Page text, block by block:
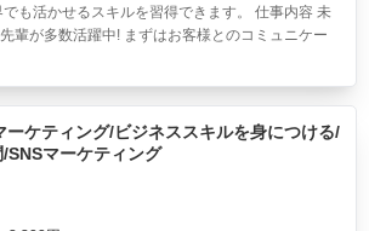
も活かせるスキルを習得できます。 仕事内容 未
輩が多数活躍中! まずはお客様とのコミュニケー
ーケティング/ビジネススキルを身につける/
SNSマーケティング